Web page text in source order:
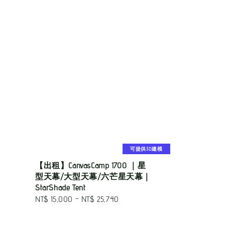
可提供3D建模
【出租】CanvasCamp 1700 ｜星
型天幕/大型天幕/六芒星天幕｜
StarShade Tent
Regular
NT$ 15,000 - NT$ 25,740